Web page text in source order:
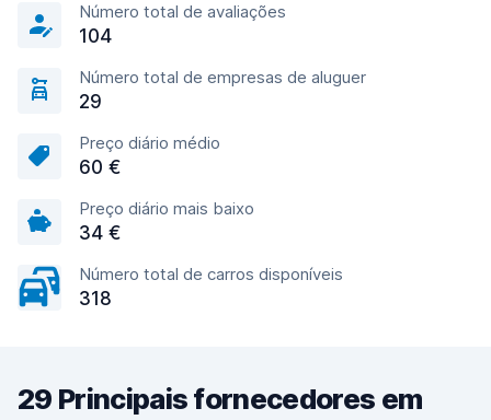
Número total de avaliações
104
Número total de empresas de aluguer
29
Preço diário médio
60 €
Preço diário mais baixo
34 €
Número total de carros disponíveis
318
29 Principais fornecedores em